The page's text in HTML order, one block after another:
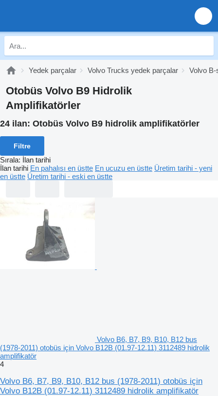
Yedek parçalar Volvo Trucks yedek parçalar Volvo
Otobüs Volvo B9 Hidrolik
Amplifikatörler
24 ilan: Otobüs Volvo B9 hidrolik amplifikatörler
Filtre
Sırala: İlan tarihi
İlan tarihi En pahalısı en üstte En ucuzu en üstte Üretim tarihi - yeni
en üstte Üretim tarihi - eski en üstte
Volvo B6, B7, B9, B10, B12 bus
(1978-2011) otobüs için Volvo B12B (01.97-12.11) 3112489 hidrolik
amplifikatör
4
Volvo B6, B7, B9, B10, B12 bus (1978-2011) otobüs için
Volvo B12B (01.97-12.11) 3112489 hidrolik amplifikatör